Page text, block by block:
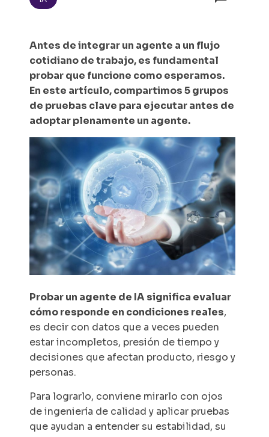
Antes de integrar un agente a un flujo
cotidiano de trabajo, es fundamental
probar que funcione como esperamos.
En este artículo, compartimos 5 grupos
de pruebas clave para ejecutar antes de
adoptar plenamente un agente.
Probar un agente de IA significa evaluar
cómo responde en condiciones reales,
es decir con datos que a veces pueden
estar incompletos, presión de tiempo y
decisiones que afectan producto, riesgo y
personas.
Para lograrlo, conviene mirarlo con ojos
de ingeniería de calidad y aplicar pruebas
que ayudan a entender su estabilidad, su